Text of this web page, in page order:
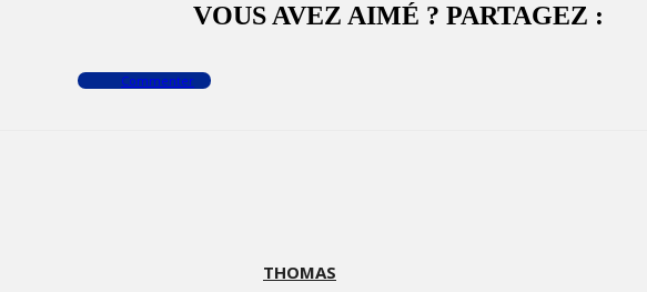
VOUS AVEZ AIMÉ ? PARTAGEZ :
Commenter
THOMAS